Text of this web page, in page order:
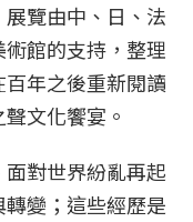
覽由中、日、法
館的支持，整理
年之後重新閱讀
文化饗宴。
對世界紛亂再起
變；這些經歷是